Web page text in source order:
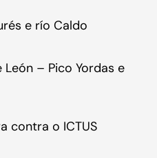
e río Caldo
– Pico Yordas e
contra o ICTUS